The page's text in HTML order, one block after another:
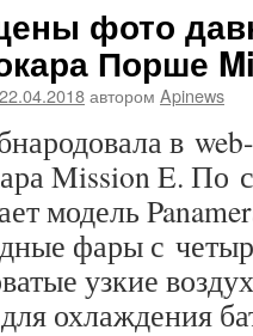
фото
Порше
22.04.2018автором Apinews
в
Mission E. По
модель
фары с
узкие
охлаждения